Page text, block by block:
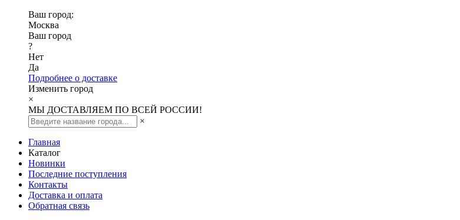
Ваш город:
Москва
Ваш город
?
Нет
Да
Подробнее о доставке
Изменить город
×
МЫ ДОСТАВЛЯЕМ ПО ВСЕЙ РОССИИ!
×
Главная
Каталог
Новинки
Последние поступления
Контакты
Доставка и оплата
Обратная связь